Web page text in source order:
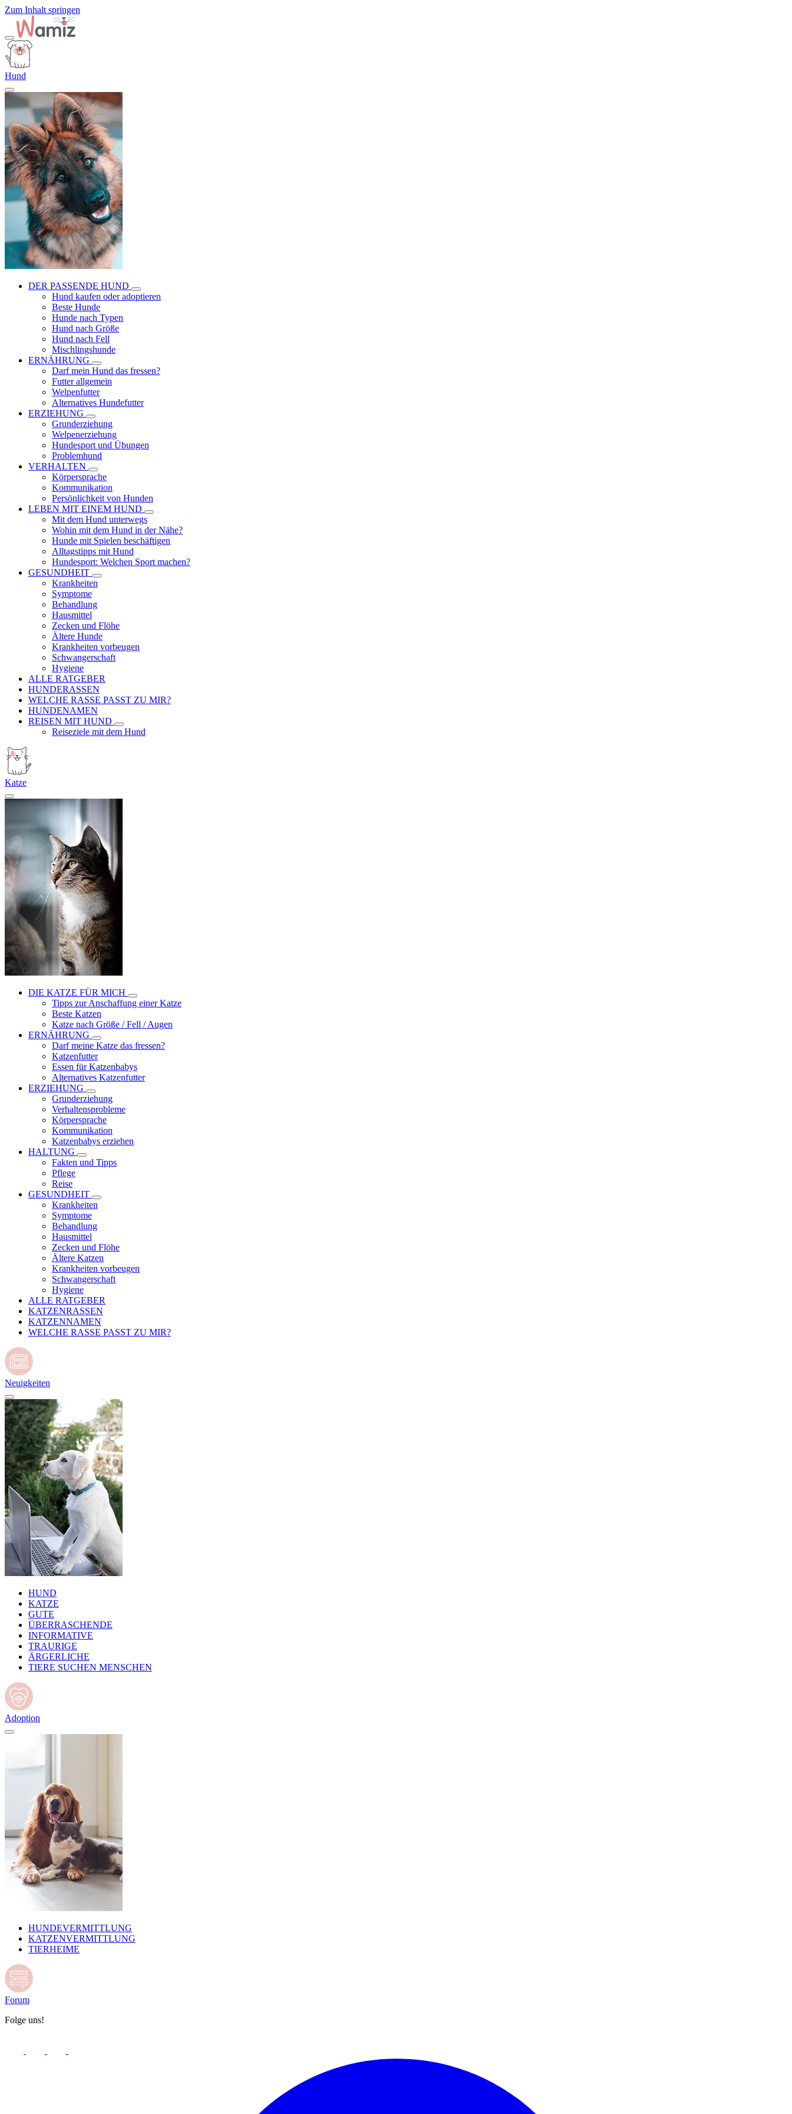
Zum Inhalt springen
Hund
DER PASSENDE HUND
Hund kaufen oder adoptieren
Beste Hunde
Hunde nach Typen
Hund nach Größe
Hund nach Fell
Mischlingshunde
ERNÄHRUNG
Darf mein Hund das fressen?
Futter allgemein
Welpenfutter
Alternatives Hundefutter
ERZIEHUNG
Grunderziehung
Welpenerziehung
Hundesport und Übungen
Problemhund
VERHALTEN
Körpersprache
Kommunikation
Persönlichkeit von Hunden
LEBEN MIT EINEM HUND
Mit dem Hund unterwegs
Wohin mit dem Hund in der Nähe?
Hunde mit Spielen beschäftigen
Alltagstipps mit Hund
Hundesport: Welchen Sport machen?
GESUNDHEIT
Krankheiten
Symptome
Behandlung
Hausmittel
Zecken und Flöhe
Ältere Hunde
Krankheiten vorbeugen
Schwangerschaft
Hygiene
ALLE RATGEBER
HUNDERASSEN
WELCHE RASSE PASST ZU MIR?
HUNDENAMEN
REISEN MIT HUND
Reiseziele mit dem Hund
Katze
DIE KATZE FÜR MICH
Tipps zur Anschaffung einer Katze
Beste Katzen
Katze nach Größe / Fell / Augen
ERNÄHRUNG
Darf meine Katze das fressen?
Katzenfutter
Essen für Katzenbabys
Alternatives Katzenfutter
ERZIEHUNG
Grunderziehung
Verhaltensprobleme
Körpersprache
Kommunikation
Katzenbabys erziehen
HALTUNG
Fakten und Tipps
Pflege
Reise
GESUNDHEIT
Krankheiten
Symptome
Behandlung
Hausmittel
Zecken und Flöhe
Ältere Katzen
Krankheiten vorbeugen
Schwangerschaft
Hygiene
ALLE RATGEBER
KATZENRASSEN
KATZENNAMEN
WELCHE RASSE PASST ZU MIR?
Neuigkeiten
HUND
KATZE
GUTE
ÜBERRASCHENDE
INFORMATIVE
TRAURIGE
ÄRGERLICHE
TIERE SUCHEN MENSCHEN
Adoption
HUNDEVERMITTLUNG
KATZENVERMITTLUNG
TIERHEIME
Forum
Folge uns!